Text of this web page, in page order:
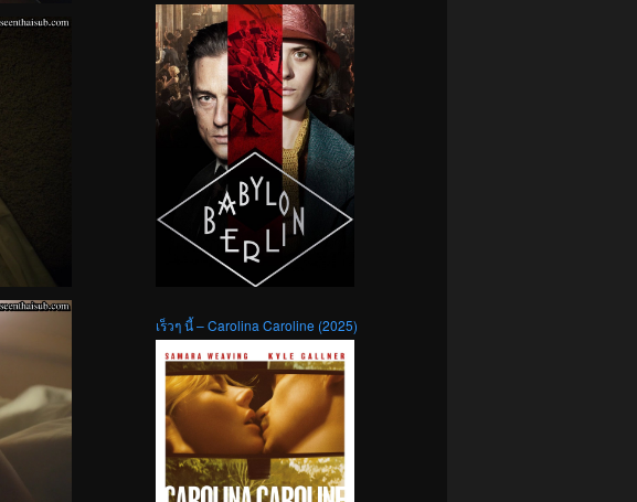
เร็วๆ นี้ – Carolina Caroline (2025)